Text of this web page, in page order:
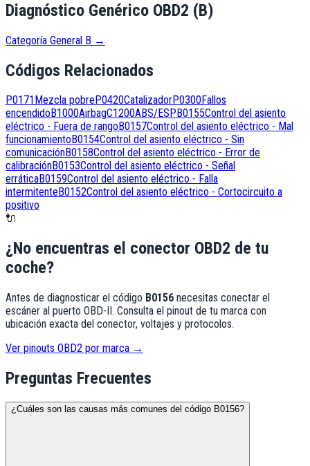
Diagnóstico Genérico OBD2 (B)
Categoría General B →
Códigos Relacionados
P0171 Mezcla pobre P0420CatalizadorP0300 Fallos
encendido B1000AirbagC1200ABS/ESP B0155Control del asiento
eléctrico - Fuera de rango B0157Control del asiento eléctrico - Mal
funcionamiento B0154Control del asiento eléctrico - Sin
comunicaciónB0158Control del asiento eléctrico - Error de
calibraciónB0153Control del asiento eléctrico - Señal
erráticaB0159Control del asiento eléctrico - Falla
intermitente B0152Control del asiento eléctrico - Cortocircuito a
positivo
🔌
¿No encuentras el conector OBD2 de tu
coche?
Antes de diagnosticar el código B0156 necesitas conectar el
escáner al puerto OBD-II. Consulta el pinout de tu marca con
ubicación exacta del conector, voltajes y protocolos.
Ver pinouts OBD2 por marca →
Preguntas Frecuentes
¿Cuáles son las causas más comunes del código B0156?